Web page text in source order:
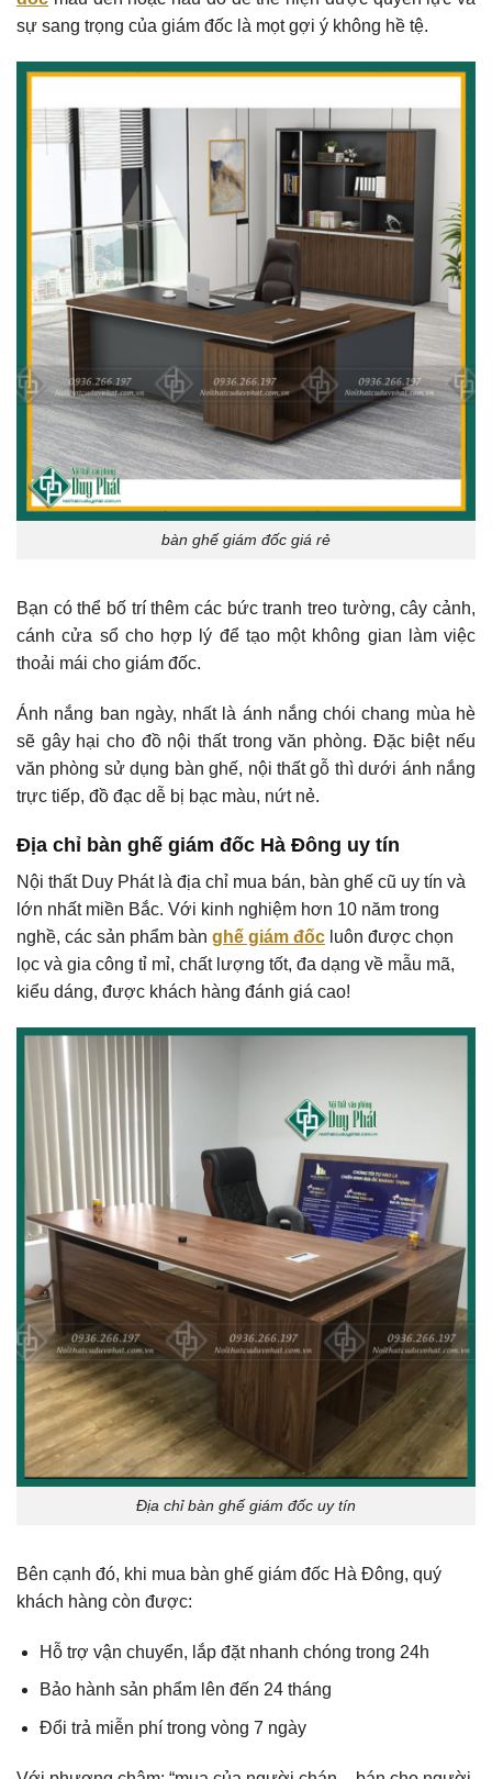
sự sang trọng của giám đốc là mọt gợi ý không hề tệ.
bàn ghế giám đốc giá rẻ
Bạn có thể bố trí thêm các bức tranh treo tường, cây cảnh,
cánh cửa sổ cho hợp lý để tạo một không gian làm việc
thoải mái cho giám đốc.
Ánh nắng ban ngày, nhất là ánh nắng chói chang mùa hè
sẽ gây hại cho đồ nội thất trong văn phòng. Đặc biệt nếu
văn phòng sử dụng bàn ghế, nội thất gỗ thì dưới ánh nắng
trực tiếp, đồ đạc dễ bị bạc màu, nứt nẻ.
Địa chỉ bàn ghế giám đốc Hà Đông uy tín
Nội thất Duy Phát là địa chỉ mua bán, bàn ghế cũ uy tín và
lớn nhất miền Bắc. Với kinh nghiệm hơn 10 năm trong
nghề, các sản phẩm bàn ghế giám đốc luôn được chọn
lọc và gia công tỉ mỉ, chất lượng tốt, đa dạng về mẫu mã,
kiểu dáng, được khách hàng đánh giá cao!
Địa chỉ bàn ghế giám đốc uy tín
Bên cạnh đó, khi mua bàn ghế giám đốc Hà Đông, quý
khách hàng còn được:
Hỗ trợ vận chuyển, lắp đặt nhanh chóng trong 24h
Bảo hành sản phẩm lên đến 24 tháng
Đổi trả miễn phí trong vòng 7 ngày